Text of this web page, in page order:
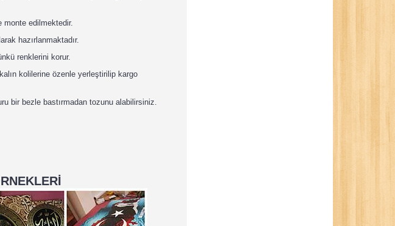
monte edilmektedir.
hazırlanmaktadır.
renklerini korur.
kolilerine özenle yerleştirilip kargo
bir bezle bastırmadan tozunu alabilirsiniz.